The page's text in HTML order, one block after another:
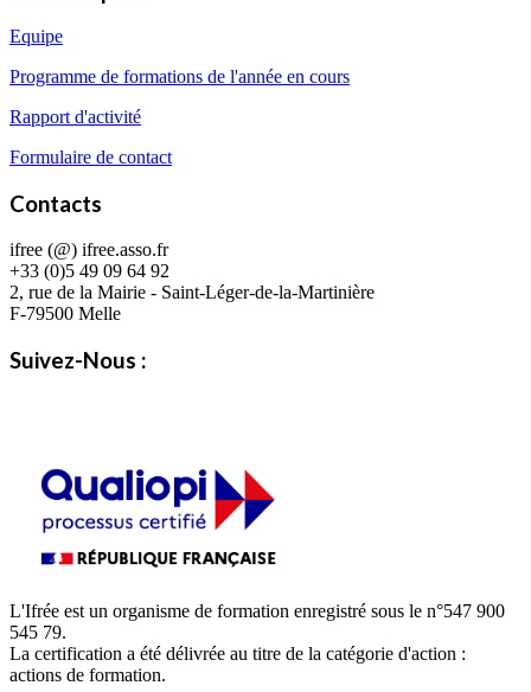
Equipe
Programme de formations de l'année en cours
Rapport d'activité
Formulaire de contact
Contacts
ifree (@) ifree.asso.fr
+33 (0)5 49 09 64 92
2, rue de la Mairie - Saint-Léger-de-la-Martinière
F-79500 Melle
Suivez-Nous :
L'Ifrée est un organisme de formation enregistré sous le n°547 900
545 79.
La certification a été délivrée au titre de la catégorie d'action :
actions de formation.